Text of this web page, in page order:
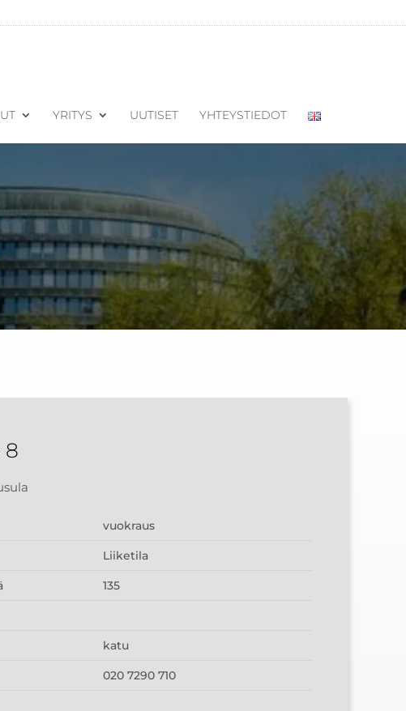
YRITYS UUTISET YHTEYSTIEDOT
8
vuokraus
Liiketila
135
katu
020 7290 710